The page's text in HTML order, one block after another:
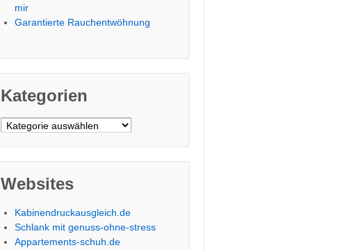
mir
Garantierte Rauchentwöhnung
Kategorien
Kategorien
Websites
Kabinendruckausgleich.de
Schlank mit genuss-ohne-stress
Appartements-schuh.de